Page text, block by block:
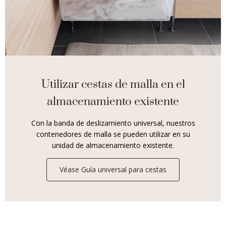
Utilizar cestas de malla en el
almacenamiento existente
Con la banda de deslizamiento universal, nuestros
contenedores de malla se pueden utilizar en su
unidad de almacenamiento existente.
Véase Guía universal para cestas